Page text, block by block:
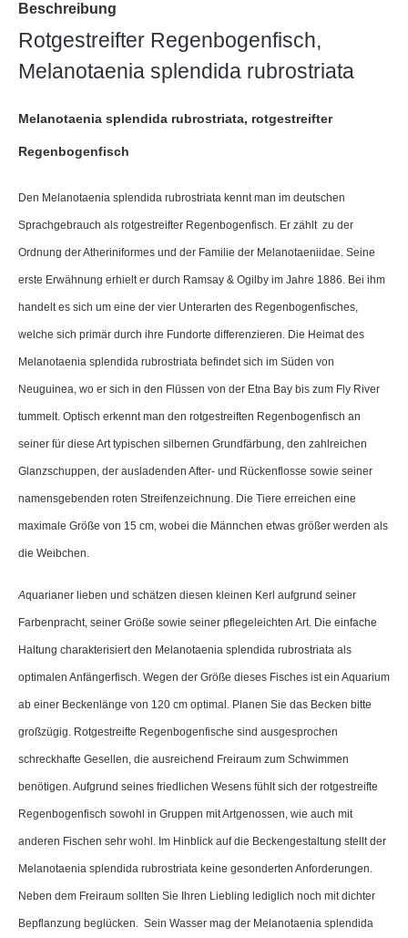
Beschreibung
Rotgestreifter Regenbogenfisch,
Melanotaenia splendida rubrostriata
Melanotaenia splendida rubrostriata, rotgestreifter
Regenbogenfisch
Den Melanotaenia splendida rubrostriata kennt man im deutschen
Sprachgebrauch als rotgestreifter Regenbogenfisch. Er zählt zu der
Ordnung der Atheriniformes und der Familie der Melanotaeniidae. Seine
erste Erwähnung erhielt er durch Ramsay & Ogilby im Jahre 1886. Bei ihm
handelt es sich um eine der vier Unterarten des Regenbogenfisches,
welche sich primär durch ihre Fundorte differenzieren. Die Heimat des
Melanotaenia splendida rubrostriata befindet sich im Süden von
Neuguinea, wo er sich in den Flüssen von der Etna Bay bis zum Fly River
tummelt. Optisch erkennt man den rotgestreiften Regenbogenfisch an
seiner für diese Art typischen silbernen Grundfärbung, den zahlreichen
Glanzschuppen, der ausladenden After- und Rückenflosse sowie seiner
namensgebenden roten Streifenzeichnung. Die Tiere erreichen eine
maximale Größe von 15 cm, wobei die Männchen etwas größer werden als
die Weibchen.
Aquarianer lieben und schätzen diesen kleinen Kerl aufgrund seiner
Farbenpracht, seiner Größe sowie seiner pflegeleichten Art. Die einfache
Haltung charakterisiert den Melanotaenia splendida rubrostriata als
optimalen Anfängerfisch. Wegen der Größe dieses Fisches ist ein Aquarium
ab einer Beckenlänge von 120 cm optimal. Planen Sie das Becken bitte
großzügig. Rotgestreifte Regenbogenfische sind ausgesprochen
schreckhafte Gesellen, die ausreichend Freiraum zum Schwimmen
benötigen. Aufgrund seines friedlichen Wesens fühlt sich der rotgestreifte
Regenbogenfisch sowohl in Gruppen mit Artgenossen, wie auch mit
anderen Fischen sehr wohl. Im Hinblick auf die Beckengestaltung stellt der
Melanotaenia splendida rubrostriata keine gesonderten Anforderungen.
Neben dem Freiraum sollten Sie Ihren Liebling lediglich noch mit dichter
Bepflanzung beglücken. Sein Wasser mag der Melanotaenia splendida